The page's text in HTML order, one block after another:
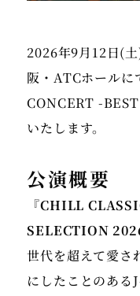
2026年9月12日(
阪・ATCホール
CONCERT -
いたします。
公演概要
『CHILL
SELECTION
世代を超えて愛さ
にしたことのある